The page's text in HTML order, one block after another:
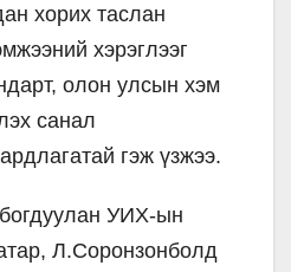
хорих таслан
хэрэглээг
олон улсын хэм
санал
гэж үзжээ.
УИХ-ын
Л.Соронзонболд